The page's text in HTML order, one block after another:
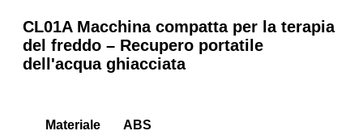
CL01A Macchina compatta per la terapia
del freddo – Recupero portatile
dell'acqua ghiacciata
Materiale ABS